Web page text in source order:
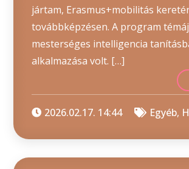
jártam, Erasmus+mobilitás
továbbképzésen. A program
mesterséges intelligencia
alkalmazása volt. […]
2026.02.17. 14:44 Egyéb,